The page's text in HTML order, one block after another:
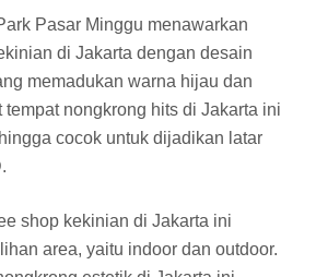
Pasar Minggu menawarkan
di Jakarta dengan desain
memadukan warna hijau dan
nongkrong hits di Jakarta ini
cocok untuk dijadikan latar
shop kekinian di Jakarta ini
area, yaitu indoor dan outdoor.